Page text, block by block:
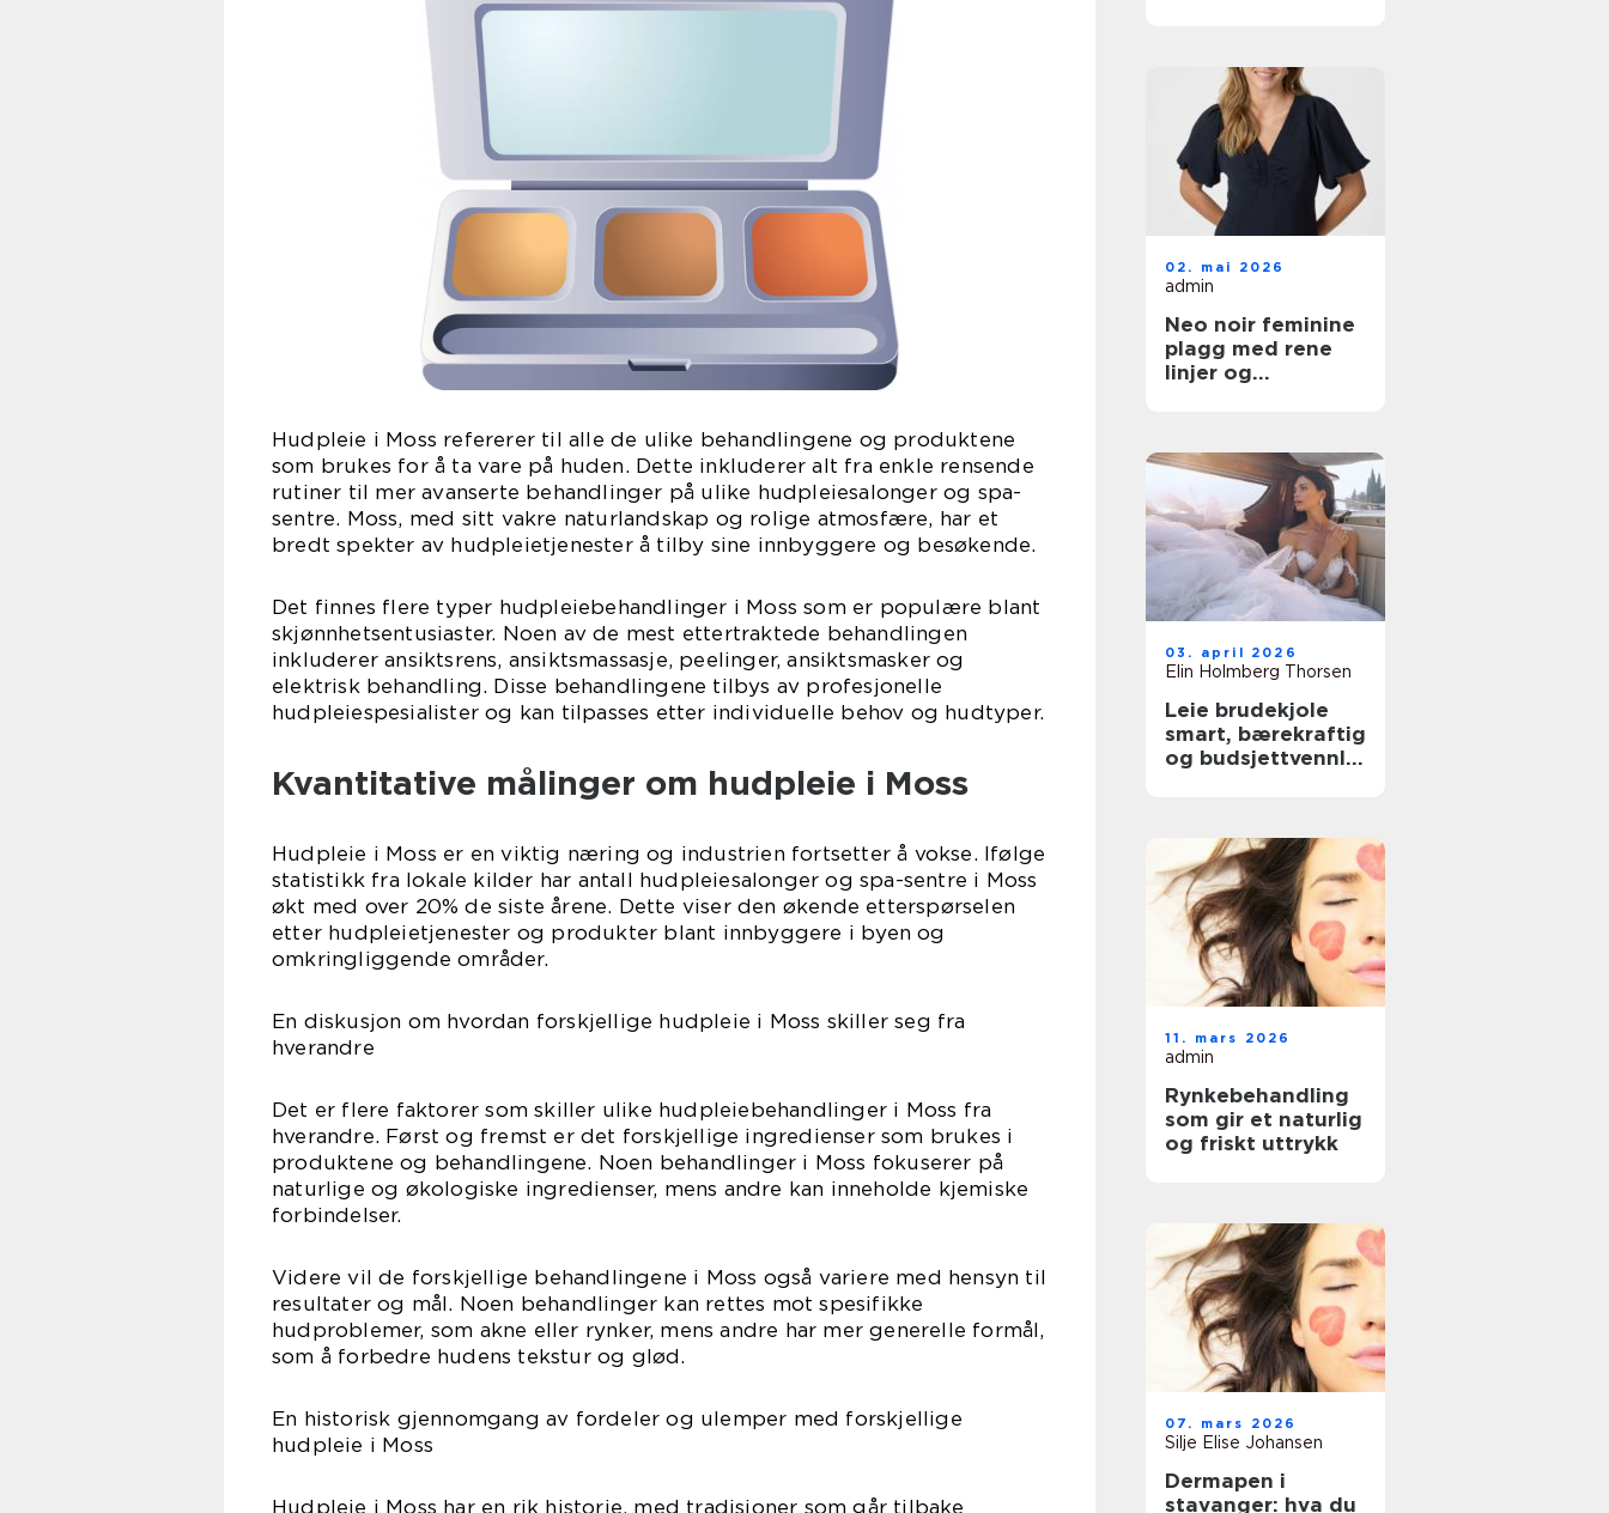
Hudpleie i Moss refererer til alle de ulike behandlingene og produktene
som brukes for å ta vare på huden. Dette inkluderer alt fra enkle rensende
rutiner til mer avanserte behandlinger på ulike hudpleiesalonger og spa-
sentre. Moss, med sitt vakre naturlandskap og rolige atmosfære, har et
bredt spekter av hudpleietjenester å tilby sine innbyggere og besøkende.
Det finnes flere typer hudpleiebehandlinger i Moss som er populære blant
skjønnhetsentusiaster. Noen av de mest ettertraktede behandlingen
inkluderer ansiktsrens, ansiktsmassasje, peelinger, ansiktsmasker og
elektrisk behandling. Disse behandlingene tilbys av profesjonelle
hudpleiespesialister og kan tilpasses etter individuelle behov og hudtyper.
Kvantitative målinger om hudpleie i Moss
Hudpleie i Moss er en viktig næring og industrien fortsetter å vokse. Ifølge
statistikk fra lokale kilder har antall hudpleiesalonger og spa-sentre i Moss
økt med over 20% de siste årene. Dette viser den økende etterspørselen
etter hudpleietjenester og produkter blant innbyggere i byen og
omkringliggende områder.
En diskusjon om hvordan forskjellige hudpleie i Moss skiller seg fra
hverandre
Det er flere faktorer som skiller ulike hudpleiebehandlinger i Moss fra
hverandre. Først og fremst er det forskjellige ingredienser som brukes i
produktene og behandlingene. Noen behandlinger i Moss fokuserer på
naturlige og økologiske ingredienser, mens andre kan inneholde kjemiske
forbindelser.
Videre vil de forskjellige behandlingene i Moss også variere med hensyn til
resultater og mål. Noen behandlinger kan rettes mot spesifikke
hudproblemer, som akne eller rynker, mens andre har mer generelle formål,
som å forbedre hudens tekstur og glød.
En historisk gjennomgang av fordeler og ulemper med forskjellige
hudpleie i Moss
Hudpleie i Moss har en rik historie, med tradisjoner som går tilbake
02. mai 2026
admin
Neo noir feminine
plagg med rene
linjer og
03. april 2026
Elin Holmberg Thorsen
Leie brudekjole
smart, bærekraftig
og budsjettvennlig
11. mars 2026
admin
Rynkebehandling
som gir et naturlig
og friskt uttrykk
07. mars 2026
Silje Elise Johansen
Dermapen i
stavanger: hva du